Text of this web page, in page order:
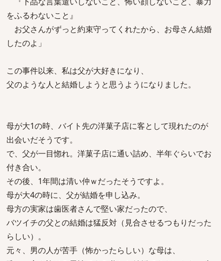
をふるわないこと』
お父さんがずっと約束守ってくれたから、お母さん結婚
したのよ」
この事件以来、私は父が大好きになり、
父のような人と結婚しようと思うようになりました。
母が大1の時、バイト先の洋菓子店に客として現れたのが
出会いだそうです。
で、父が一目惚れ。洋菓子店に通い詰め、半年ぐらいでお
付き合い。
その後、1年間は清い仲ｗだったそうですよ。
母が大4の時に、父が結婚を申し込み。
母方の実家は歯医者さんで堅い家だったので、
バツイチの父との結婚は猛反対（見合させるつもりだった
らしい）。
元々、男の人が苦手（怖かったらしい）な母は、